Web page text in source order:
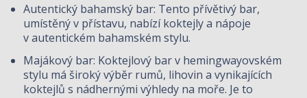
Autentický bahamský bar: Tento přívětivý bar,
umístěný v přístavu, nabízí koktejly a nápoje
v autentickém bahamském stylu.
Majákový bar: Koktejlový bar v hemingwayovském
stylu má široký výběr rumů, lihovin a vynikajících
koktejlů s nádhernými výhledy na moře. Je to